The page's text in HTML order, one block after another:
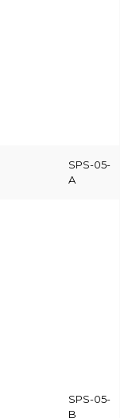
SPS-05-
A
SPS-05-
B